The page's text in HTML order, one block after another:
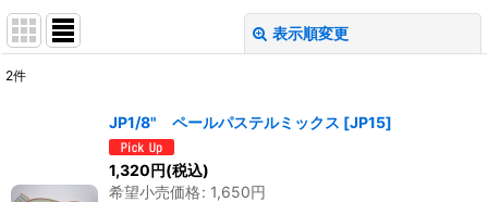
表示順変更
2件
JP1/8" ペールパステルミックス [JP15]
1,320円(税込)
希望小売価格: 1,650円